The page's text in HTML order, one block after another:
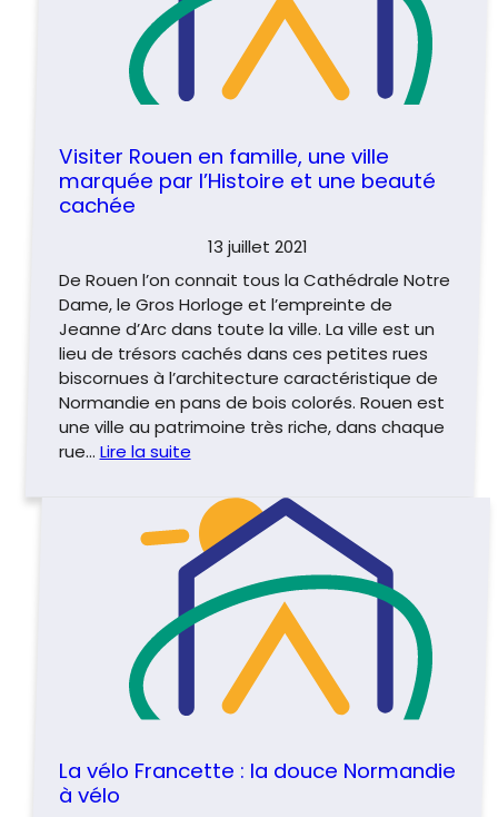
Visiter Rouen en famille, une ville
marquée par l’Histoire et une beauté
cachée
13 juillet 2021
De Rouen l’on connait tous la Cathédrale Notre
Dame, le Gros Horloge et l’empreinte de
Jeanne d’Arc dans toute la ville. La ville est un
lieu de trésors cachés dans ces petites rues
biscornues à l’architecture caractéristique de
Normandie en pans de bois colorés. Rouen est
une ville au patrimoine très riche, dans chaque
rue… Lire la suite
La vélo Francette : la douce Normandie
à vélo